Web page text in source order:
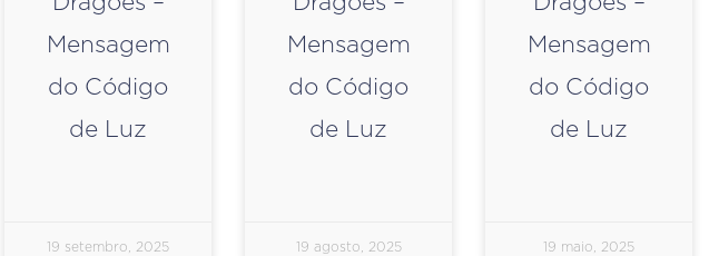
Mensagem
do Código
de Luz
19 setembro, 2025
Mensagem
do Código
de Luz
19 agosto, 2025
Mensagem
do Código
de Luz
19 maio, 2025